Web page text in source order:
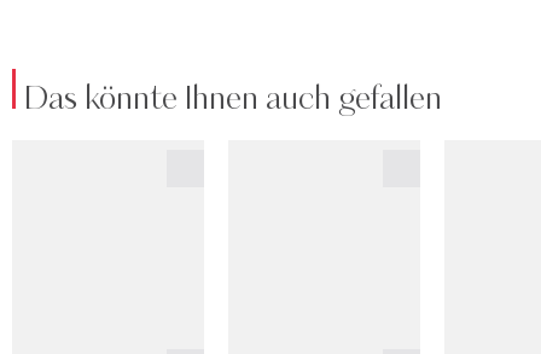
Das könnte Ihnen auch gefallen